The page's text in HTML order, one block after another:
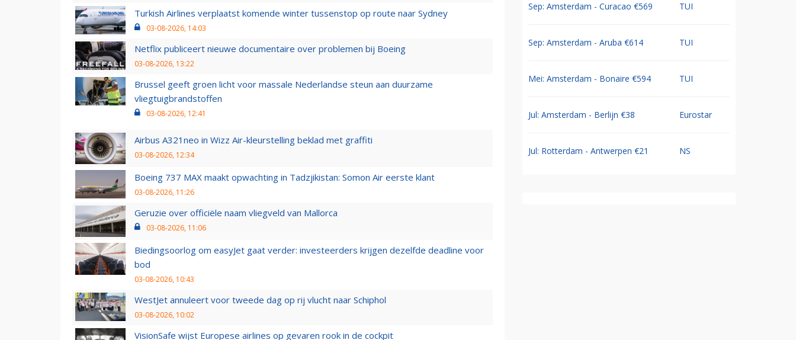
Turkish Airlines verplaatst komende winter tussenstop op route naar Sydney
03-08-2026, 14:03
Netflix publiceert nieuwe documentaire over problemen bij Boeing
03-08-2026, 13:22
Brussel geeft groen licht voor massale Nederlandse steun aan duurzame
vliegtuigbrandstoffen
03-08-2026, 12:41
Airbus A321neo in Wizz Air-kleurstelling beklad met graffiti
03-08-2026, 12:34
Boeing 737 MAX maakt opwachting in Tadzjikistan: Somon Air eerste klant
03-08-2026, 11:26
Geruzie over officiële naam vliegveld van Mallorca
03-08-2026, 11:06
Biedingsoorlog om easyJet gaat verder: investeerders krijgen dezelfde deadline voor
bod
03-08-2026, 10:43
WestJet annuleert voor tweede dag op rij vlucht naar Schiphol
03-08-2026, 10:02
VisionSafe wijst Europese airlines op gevaren rook in de cockpit
Sep: Amsterdam - Curacao €569 TUI
Sep: Amsterdam - Aruba €614 TUI
Mei: Amsterdam - Bonaire €594 TUI
Jul: Amsterdam - Berlijn €38 Eurostar
Jul: Rotterdam - Antwerpen €21 NS